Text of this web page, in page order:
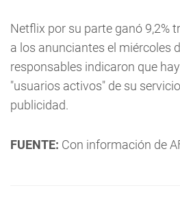
Netflix por su parte ganó 9,2%
a los anunciantes el miércoles
responsables indicaron que
"usuarios activos" de su
publicidad.
FUENTE: Con información de